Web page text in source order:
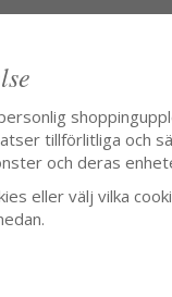
tillförlitliga och
och deras
eller välj vilka